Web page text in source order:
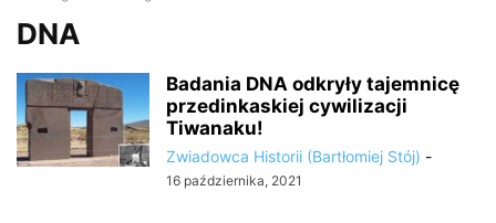
DNA
Badania DNA odkryły tajemnicę
przedinkaskiej cywilizacji
Tiwanaku!
Zwiadowca Historii (Bartłomiej Stój) -
16 października, 2021